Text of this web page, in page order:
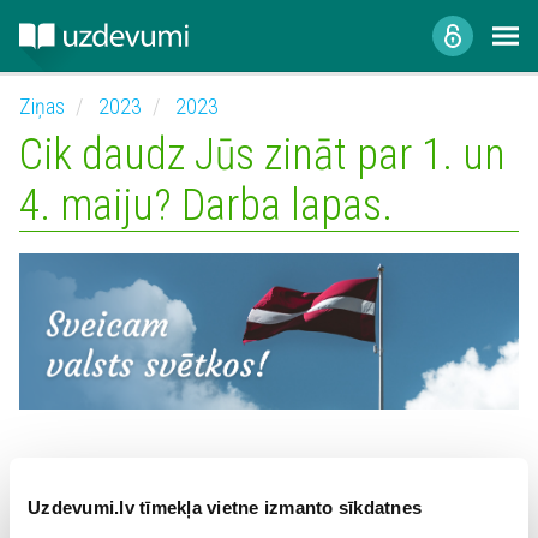
Uzdevumi.lv tīmekļa vietne izmanto sīkdatnes
Ziņas 2023 2023
Cik daudz Jūs zināt par 1. un
4. maiju? Darba lapas.
nozīmīgi datumi, kuros tika likti pamati Latvijas valstij.